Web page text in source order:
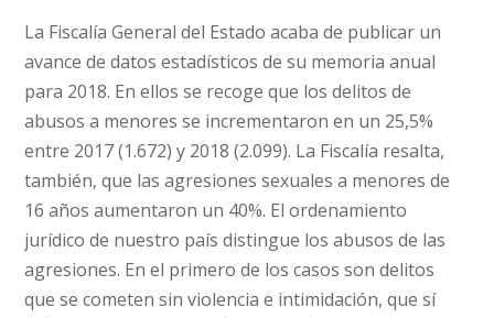
La Fiscalía General del Estado acaba de publicar un
avance de datos estadísticos de su memoria anual
para 2018. En ellos se recoge que los delitos de
abusos a menores se incrementaron en un 25,5%
entre 2017 (1.672) y 2018 (2.099). La Fiscalía resalta,
también, que las agresiones sexuales a menores de
16 años aumentaron un 40%. El ordenamiento
jurídico de nuestro país distingue los abusos de las
agresiones. En el primero de los casos son delitos
que se cometen sin violencia e intimidación, que sí